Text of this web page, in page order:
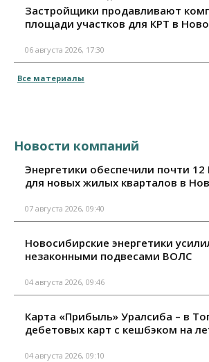
Застройщики продавливают
площади участков для КРТ в
06 августа 2026, 17:30
Все материалы
Новости компаний
Энергетики обеспечили почти
для новых жилых кварталов в
07 августа 2026, 09:40
Новосибирские энергетики
незаконными подвесами ВОЛС
04 августа 2026, 09:46
Карта «Прибыль» Уралсиба – в
дебетовых карт с кешбэком на
04 августа 2026, 09:10